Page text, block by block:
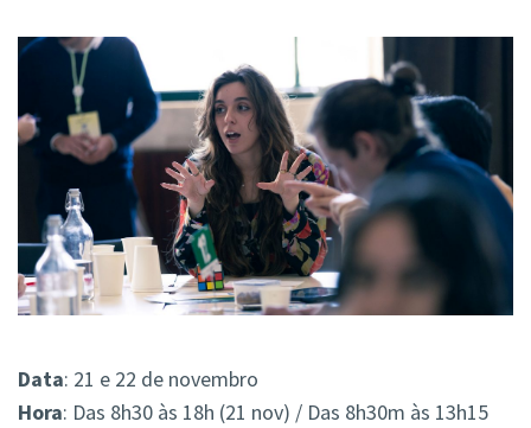
Data: 21 e 22 de novembro
Hora: Das 8h30 às 18h (21 nov) / Das 8h30m às 13h15